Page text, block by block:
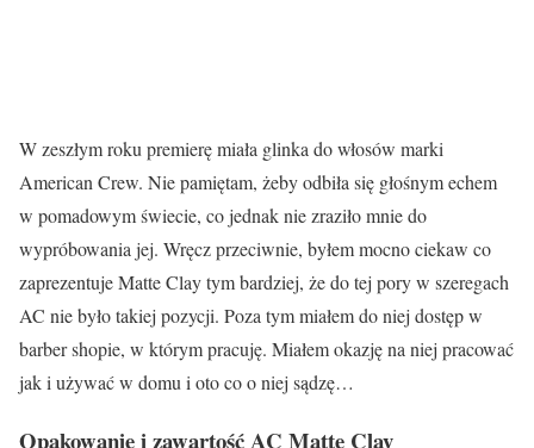
W zeszłym roku premierę miała glinka do włosów marki
American Crew. Nie pamiętam, żeby odbiła się głośnym echem
w pomadowym świecie, co jednak nie zraziło mnie do
wypróbowania jej. Wręcz przeciwnie, byłem mocno ciekaw co
zaprezentuje Matte Clay tym bardziej, że do tej pory w szeregach
AC nie było takiej pozycji. Poza tym miałem do niej dostęp w
barber shopie, w którym pracuję. Miałem okazję na niej pracować
jak i używać w domu i oto co o niej sądzę…
Opakowanie i zawartość AC Matte Clay